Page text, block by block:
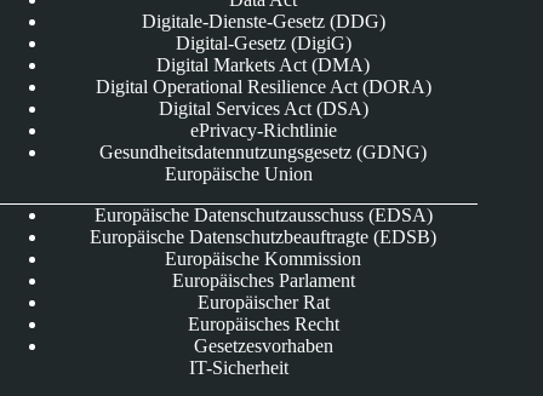
Digitale-Dienste-Gesetz (DDG)
Digital-Gesetz (DigiG)
Digital Markets Act (DMA)
Digital Operational Resilience Act (DORA)
Digital Services Act (DSA)
ePrivacy-Richtlinie
Gesundheitsdatennutzungsgesetz (GDNG)
Europäische Union
Europäische Datenschutzausschuss (EDSA)
Europäische Datenschutzbeauftragte (EDSB)
Europäische Kommission
Europäisches Parlament
Europäischer Rat
Europäisches Recht
Gesetzesvorhaben
IT-Sicherheit